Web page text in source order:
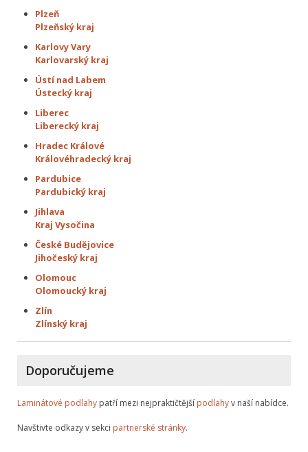
Plzeň
Plzeňský kraj
Karlovy Vary
Karlovarský kraj
Ústí nad Labem
Ústecký kraj
Liberec
Liberecký kraj
Hradec Králové
Královéhradecký kraj
Pardubice
Pardubický kraj
Jihlava
Kraj Vysočina
České Budějovice
Jihočeský kraj
Olomouc
Olomoucký kraj
Zlín
Zlínský kraj
Doporučujeme
Laminátové podlahy patří mezi nejpraktičtější podlahyv naší nabídce.
Navštivte odkazy v sekci partnerské stránky.